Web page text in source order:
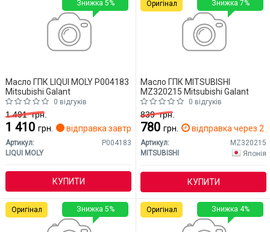
Масло ГПК LIQUI MOLY P004183
Mitsubishi Galant
0 відгуків
1 491грн.
1 410 грн. відправка завтра
Артикул:
P004183
LIQUI MOLY
КУПИТИ
Знижка 5%
Масло ГПК MITSUBISHI
MZ320215 Mitsubishi Galant
0 відгуків
839грн.
780 грн. відправка через 2
Артикул:
MZ320215
MITSUBISHI
Японія
КУПИТИ
Знижка 7%
Оригінал
Знижка 5%
Оригінал Знижка 4%
Оригінал